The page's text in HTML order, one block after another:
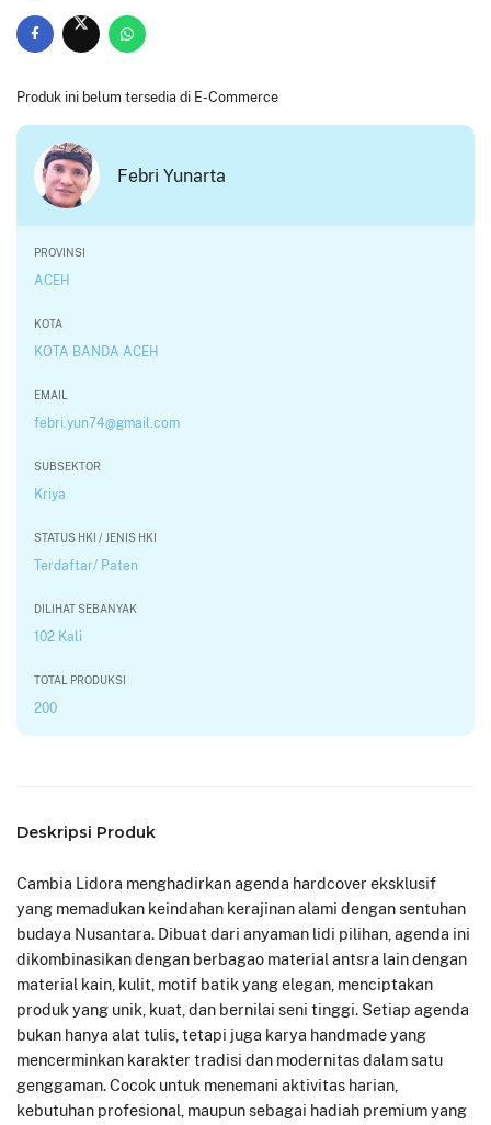
Produk ini belum tersedia di E-Commerce
Febri Yunarta
PROVINSI
ACEH
KOTA
KOTA BANDA ACEH
EMAIL
febri.yun74@gmail.com
SUBSEKTOR
Kriya
STATUS HKI / JENIS HKI
Terdaftar/ Paten
DILIHAT SEBANYAK
102 Kali
TOTAL PRODUKSI
200
Deskripsi Produk
Cambia Lidora menghadirkan agenda hardcover eksklusif
yang memadukan keindahan kerajinan alami dengan sentuhan
budaya Nusantara. Dibuat dari anyaman lidi pilihan, agenda ini
dikombinasikan dengan berbagao material antsra lain dengan
material kain, kulit, motif batik yang elegan, menciptakan
produk yang unik, kuat, dan bernilai seni tinggi. Setiap agenda
bukan hanya alat tulis, tetapi juga karya handmade yang
mencerminkan karakter tradisi dan modernitas dalam satu
genggaman. Cocok untuk menemani aktivitas harian,
kebutuhan profesional, maupun sebagai hadiah premium yang